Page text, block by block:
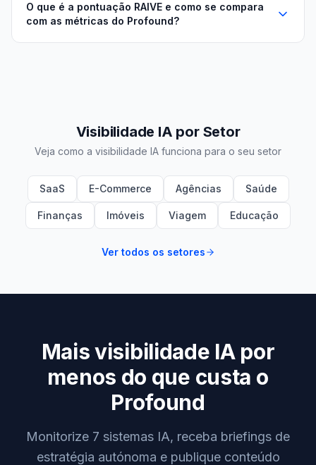
O que é a pontuação RAIVE e como se compara
com as métricas do Profound?
Visibilidade IA por Setor
Veja como a visibilidade IA funciona para o seu setor
SaaS E-Commerce Agências Saúde
Finanças Imóveis Viagem Educação
Ver todos os setores
Mais visibilidade IA por
menos do que custa o
Profound
Monitorize 7 sistemas IA, receba briefings de
estratégia autónoma e publique conteúdo